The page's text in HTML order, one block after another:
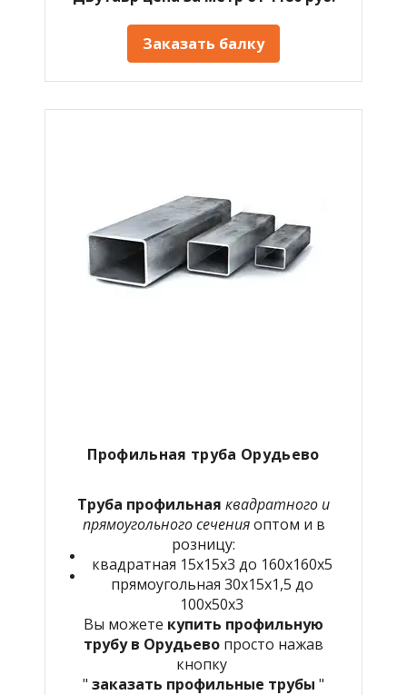
Заказать балку
Профильная труба Орудьево
Труба профильная квадратного и
прямоугольного сеченияоптом и в
розницу:
квадратная 15х15х3 до 160х160х5
прямоугольная 30х15х1,5 до
100х50х3
Вы можете купить профильную
трубу в Орудьево просто нажав
кнопку
" заказать профильные трубы "